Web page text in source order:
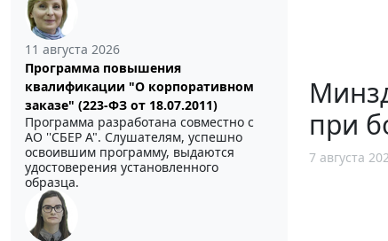
11 августа 2026
Программа повышения
квалификации "О корпоративном
заказе" (223-ФЗ от 18.07.2011)
Программа разработана совместно с
АО ''СБЕР А". Слушателям, успешно
освоившим программу, выдаются
удостоверения установленного
образца.
при
7 августа